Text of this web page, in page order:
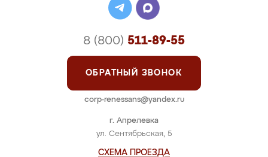
г. Апрелевка
ул. Сентябрьская, 5
СХЕМА ПРОЕЗДА
8 (800) 511-89-55
ОБРАТНЫЙ ЗВОНОК
corp-renessans@yandex.ru